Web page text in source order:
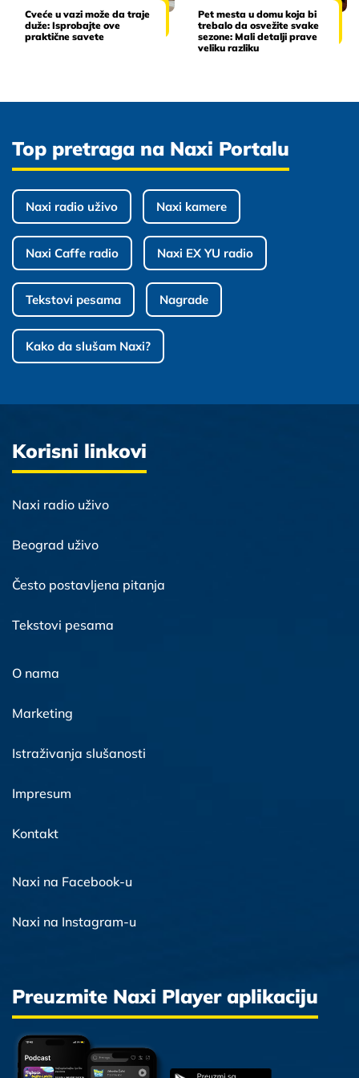
Cveće u vazi može da traje
duže: Isprobajte ove
praktične savete
Pet mesta u domu koja bi
trebalo da osvežite svake
sezone: Mali detalji prave
veliku razliku
Top pretraga na Naxi Portalu
Naxi radio uživo Naxi kamere
Naxi Caffe radio Naxi EX YU radio
Tekstovi pesama Nagrade
Kako da slušam Naxi?
Korisni linkovi
Naxi radio uživo
Beograd uživo
Često postavljena pitanja
Tekstovi pesama
O nama
Marketing
Istraživanja slušanosti
Impresum
Kontakt
Naxi na Facebook-u
Naxi na Instagram-u
Preuzmite Naxi Player aplikaciju